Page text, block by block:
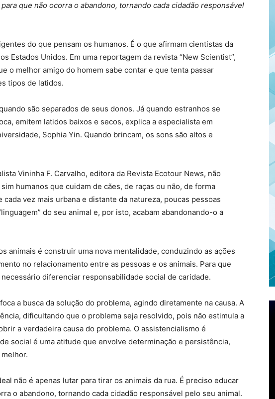
que não ocorra o abandono, tornando cada cidadão responsável
do que pensam os humanos. É o que afirmam cientistas da
Estados Unidos. Em uma reportagem da revista “New Scientist”,
o melhor amigo do homem sabe contar e que tenta passar
tipos de latidos.
são separados de seus donos. Já quando estranhos se
emitem latidos baixos e secos, explica a especialista em
Sophia Yin. Quando brincam, os sons são altos e
Vininha F. Carvalho, editora da Revista Ecotour News, não
humanos que cuidam de cães, de raças ou não, de forma
cada vez mais urbana e distante da natureza, poucas pessoas
do seu animal e, por isto, acabam abandonando-o a
animais é construir uma nova mentalidade, conduzindo as ações
no relacionamento entre as pessoas e os animais. Para que
diferenciar responsabilidade social de caridade.
a busca da solução do problema, agindo diretamente na causa. A
dificultando que o problema seja resolvido, pois não estimula a
a verdadeira causa do problema. O assistencialismo é
social é uma atitude que envolve determinação e persistência,
não é apenas lutar para tirar os animais da rua. É preciso educar
o abandono, tornando cada cidadão responsável pelo seu animal.